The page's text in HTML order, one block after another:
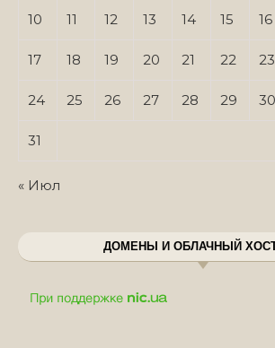
10 11 12 13 14 15 16
17 18 19 20 21 22 23
24 25 26 27 28 29 30
31
« Июл
ДОМЕНЫ И ОБЛАЧНЫЙ